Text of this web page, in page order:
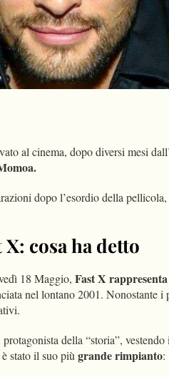
al cinema, dopo diversi mesi
dopo l’esordio della pellicola,
X: cosa ha detto
18 Maggio, Fast X
nel lontano 2001. Nonostante
della “storia”,
stato il suo piùgrande rimpianto: